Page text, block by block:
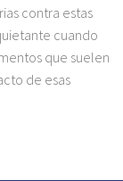
contra estas
cuando
que suelen
de esas